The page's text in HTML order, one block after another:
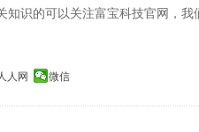
识的可以关注富宝科技官网，我
人人网 微信